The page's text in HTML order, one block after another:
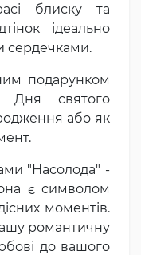
блиску та
ідеально
сердечками.
подарунком
святого
або як
"Насолода" -
є символом
моментів.
романтичну
до вашого